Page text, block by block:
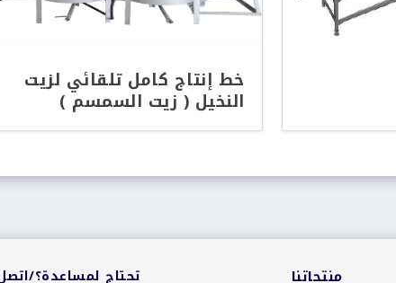
خط إنتاج كامل تلقائي لزيت
النخيل ( زيت السمسم )
منتجاتنا تحتاج لمساعدة؟/